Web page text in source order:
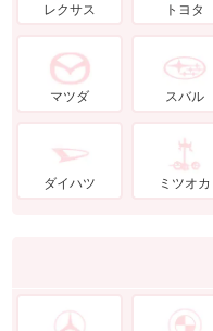
レクサス トヨタ
マツダ スバル
ダイハツ ミツオカ